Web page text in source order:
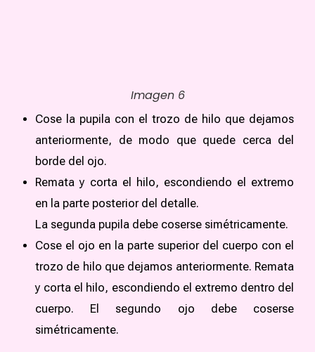
Imagen 6
Cose la pupila con el trozo de hilo que dejamos
anteriormente, de modo que quede cerca del
borde del ojo.
Remata y corta el hilo, escondiendo el extremo
en la parte posterior del detalle.
La segunda pupila debe coserse simétricamente.
Cose el ojo en la parte superior del cuerpo con el
trozo de hilo que dejamos anteriormente. Remata
y corta el hilo, escondiendo el extremo dentro del
cuerpo. El segundo ojo debe coserse
simétricamente.